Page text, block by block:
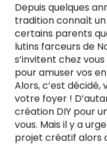
Depuis quelques
tradition connaît
certains parents
lutins farceurs de
s’invitent chez
pour amuser vos
Alors, c’est décidé,
votre foyer !
création DIY pour
vous. Mais il y a
projet créatif alors